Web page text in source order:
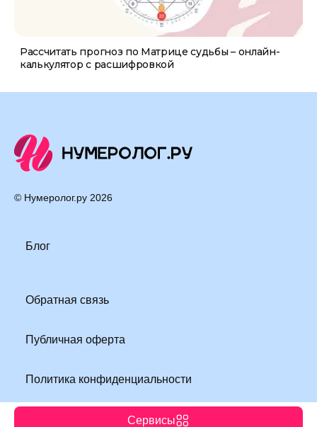
Сервисы
Рассчитать прогноз по Матрице судьбы – онлайн-
калькулятор с расшифровкой
© Нумеролог.ру 2026
Блог
Обратная связь
Публичная оферта
Политика конфиденциальности